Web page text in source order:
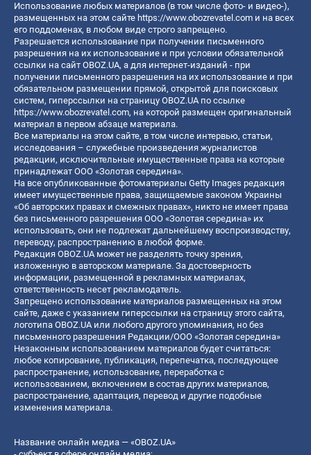
Использование любых материалов (в том числе фото- и видео-),
размещенных на этом сайте https://www.obozrevatel.com и на всех
его поддоменах, в любом виде строго запрещено.
Разрешается использование при получении письменного
разрешения на их использование и при условии обязательной
ссылки на сайт OBOZ.UA, а для интернет-изданий - при
получении письменного разрешения на их использование и при
обязательном размещении прямой, открытой для поисковых
систем, гиперссылки на страницу OBOZ.UA по ссылке
https://www.obozrevatel.com, на которой размещен оригинальный
материал в первом абзаце материала.
Все материалы на этом сайте, в том числе интервью, статьи,
исследования – служебные произведения журналистов
редакции, исключительные имущественные права на которые
принадлежат ООО «Золотая середина».
На все опубликованные фотоматериалы Getty Images редакция
имеет имущественные права, защищаемые законом Украины
«Об авторских правах и смежных правах», никто не имеет права
без письменного разрешения ООО «Золотая середина» их
использовать, они не подлежат дальнейшему воспроизводству,
переводу, распространению в любой форме.
Редакция OBOZ.UA может не разделять точку зрения,
изложенную в авторском материале. За достоверность
информации, размещенной в рекламных материалах,
ответственность несет рекламодатель.
Запрещено использование материалов размещенных на этом
сайте, даже с указанием гиперссылки на страницу этого сайта,
логотипа OBOZ.UA или любого другого упоминания, но без
письменного разрешения Редакции/ООО «Золотая середина»
Незаконным использованием материалов будет считаться:
любое копирование, публикация, перепечатка, последующее
распространение, использование, переработка с
использованием, включением в состав других материалов,
распространение, адаптация, перевод и другие подобные
изменения материала.
Название онлайн медиа — «OBOZ.UA»